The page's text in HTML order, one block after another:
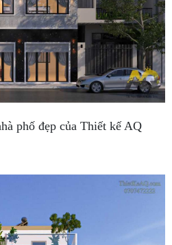
phố đẹp của Thiết kế AQ